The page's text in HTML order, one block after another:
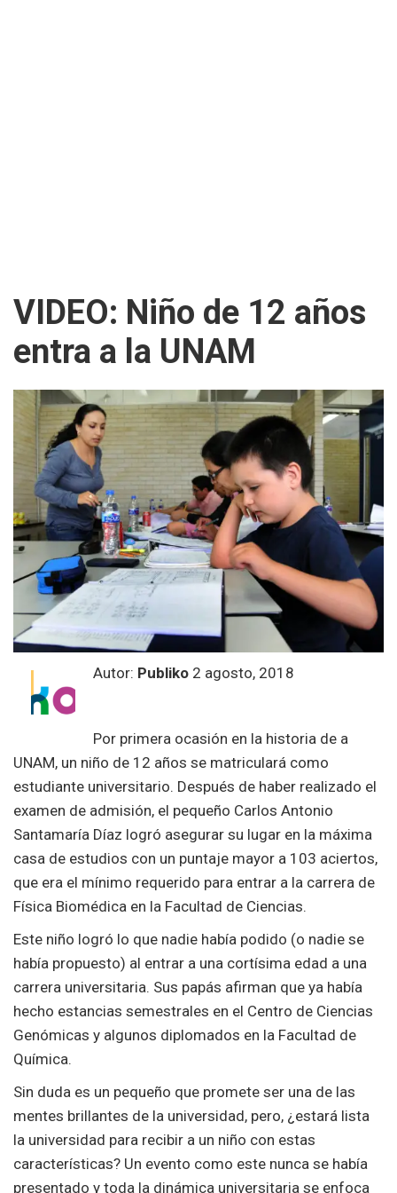
VIDEO: Niño de 12 años
entra a la UNAM
Autor: Publiko 2 agosto, 2018
Por primera ocasión en la historia de a
UNAM, un niño de 12 años se matriculará como
estudiante universitario. Después de haber realizado el
examen de admisión, el pequeño Carlos Antonio
Santamaría Díaz logró asegurar su lugar en la máxima
casa de estudios con un puntaje mayor a 103 aciertos,
que era el mínimo requerido para entrar a la carrera de
Física Biomédica en la Facultad de Ciencias.
Este niño logró lo que nadie había podido (o nadie se
había propuesto) al entrar a una cortísima edad a una
carrera universitaria. Sus papás afirman que ya había
hecho estancias semestrales en el Centro de Ciencias
Genómicas y algunos diplomados en la Facultad de
Química.
Sin duda es un pequeño que promete ser una de las
mentes brillantes de la universidad, pero, ¿estará lista
la universidad para recibir a un niño con estas
características? Un evento como este nunca se había
presentado y toda la dinámica universitaria se enfoca